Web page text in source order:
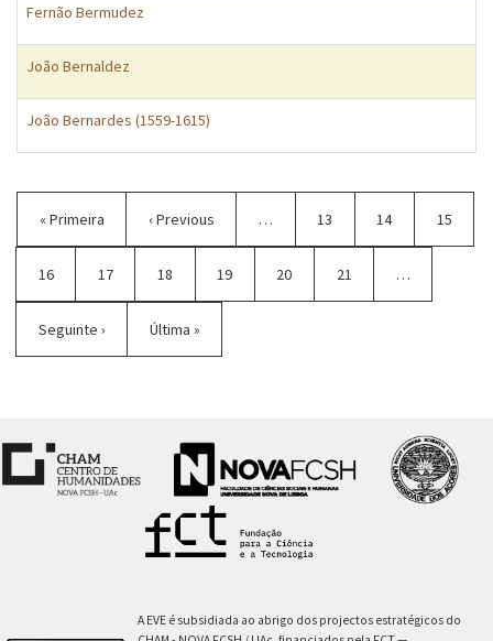
Fernão Bermudez
João Bernaldez
João Bernardes (1559-1615)
Paginação
Primeira
página
« Primeira
Página
anterior
‹ Previous … Página
13 Página
14 Página
15
Página
16
Página
atual
17 Página
18 Página
19 Página
20 Página
21 …
Próxima
página
Seguinte ›
Última
página
Última »
A EVE é subsidiada ao abrigo dos projectos estratégicos do